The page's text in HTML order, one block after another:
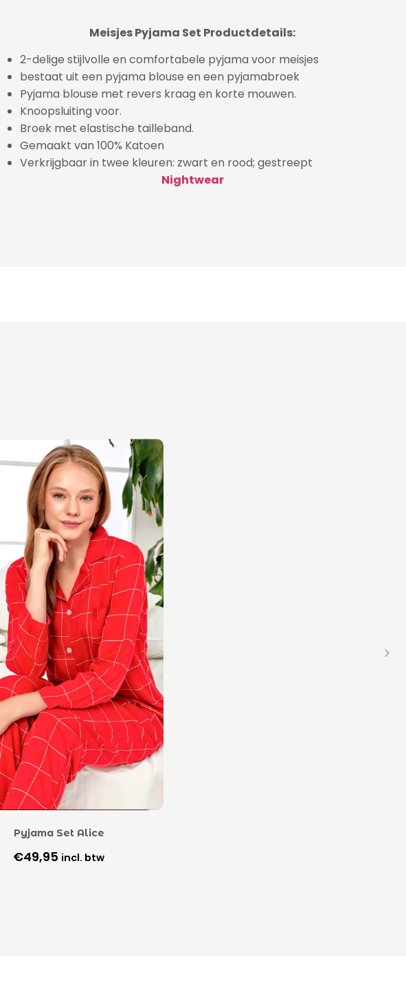
Meisjes Pyjama Set Productdetails:
2-delige stijlvolle en comfortabele pyjama voor meisjes
bestaat uit een pyjama blouse en een pyjamabroek
Pyjama blouse met revers kraag en korte mouwen.
Knoopsluiting voor.
Broek met elastische tailleband.
Gemaakt van 100% Katoen
Verkrijgbaar in twee kleuren: zwart en rood; gestreept
Nightwear
Pyjama Set Alice
€49,95 incl. btw